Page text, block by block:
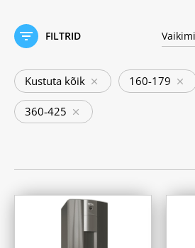
FILTRID
Kustuta kõik 160-179
360-425